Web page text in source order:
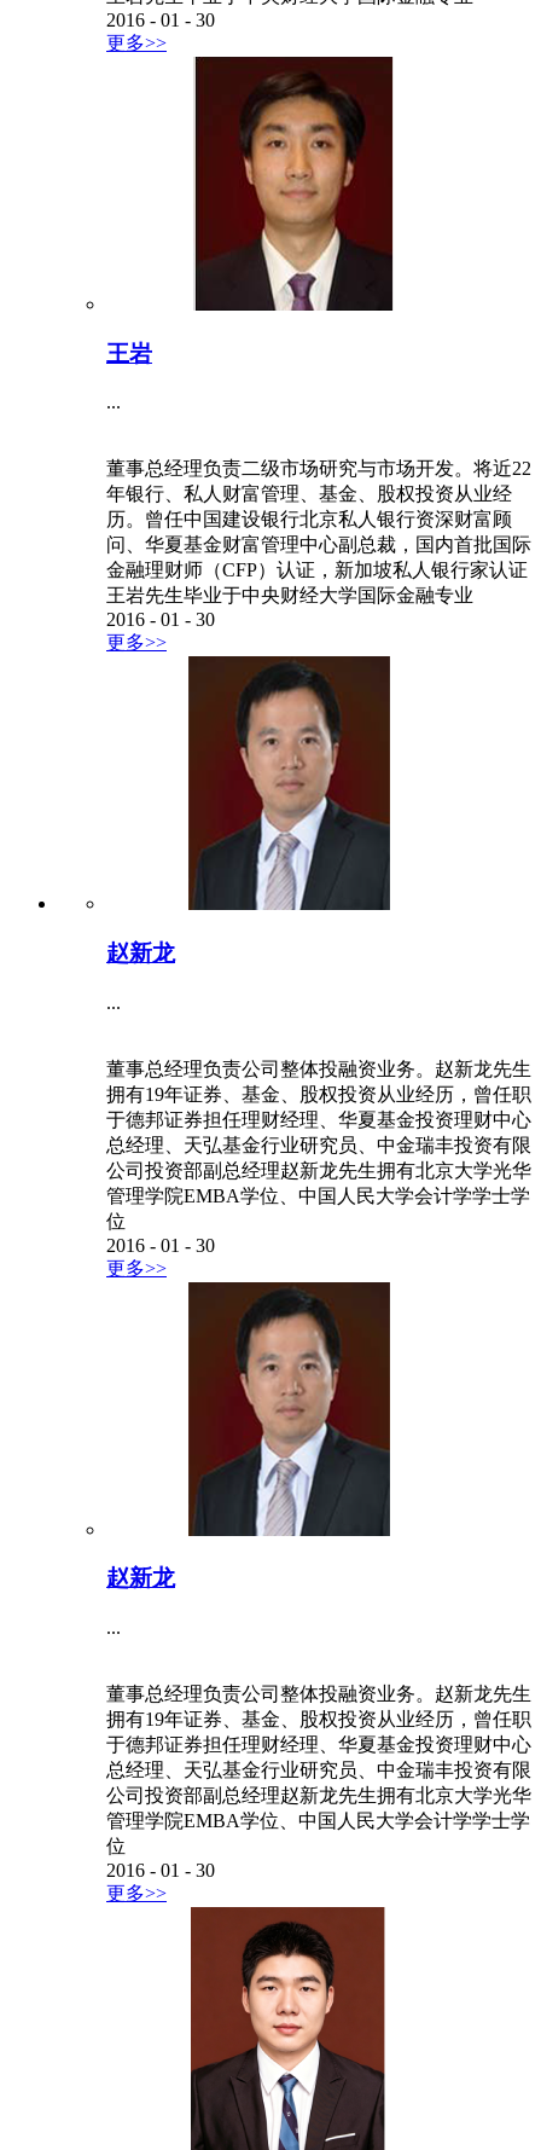
2016 - 01 - 30
更多>>
王岩
...
董事总经理负责二级市场研究与市场开发。将近22
年银行、私人财富管理、基金、股权投资从业经
历。曾任中国建设银行北京私人银行资深财富顾
问、华夏基金财富管理中心副总裁，国内首批国际
金融理财师（CFP）认证，新加坡私人银行家认证
王岩先生毕业于中央财经大学国际金融专业
2016 - 01 - 30
更多>>
赵新龙
...
董事总经理负责公司整体投融资业务。赵新龙先生
拥有19年证券、基金、股权投资从业经历，曾任职
于德邦证券担任理财经理、华夏基金投资理财中心
总经理、天弘基金行业研究员、中金瑞丰投资有限
公司投资部副总经理赵新龙先生拥有北京大学光华
管理学院EMBA学位、中国人民大学会计学学士学
位
2016 - 01 - 30
更多>>
赵新龙
...
董事总经理负责公司整体投融资业务。赵新龙先生
拥有19年证券、基金、股权投资从业经历，曾任职
于德邦证券担任理财经理、华夏基金投资理财中心
总经理、天弘基金行业研究员、中金瑞丰投资有限
公司投资部副总经理赵新龙先生拥有北京大学光华
管理学院EMBA学位、中国人民大学会计学学士学
位
2016 - 01 - 30
更多>>